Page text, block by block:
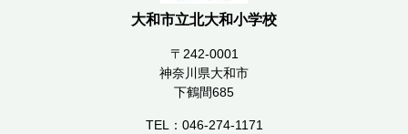
大和市立北大和小学校
〒242-0001
神奈川県大和市
下鶴間685
TEL：046-274-1171